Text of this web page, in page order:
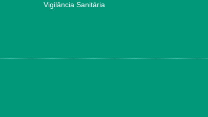
Vigilância Sanitária